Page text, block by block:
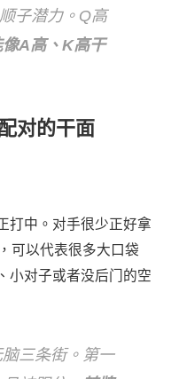
子潜力。Q高
A高、K高干
对的干面
打中。对手很少正好拿
可以代表很多大口袋
小对子或者没后门的空
三条街。第一